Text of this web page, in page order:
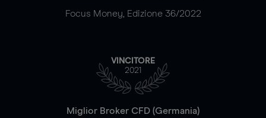
Focus Money, Edizione 36/2022
VINCITORE
2021
Miglior Broker CFD (Germania)